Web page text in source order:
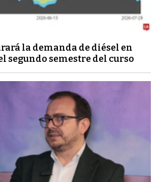
la demanda de diésel en
segundo semestre del curso